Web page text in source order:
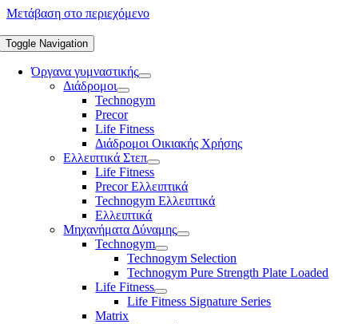
Μετάβαση στο περιεχόμενο
Toggle Navigation
Όργανα γυμναστικής
Διάδρομοι
Technogym
Precor
Life Fitness
Διάδρομοι Οικιακής Χρήσης
Ελλειπτικά Στεπ
Life Fitness
Precor Ελλειπτικά
Technogym Ελλειπτικά
Ελλειπτικά
Μηχανήματα Δύναμης
Technogym
Technogym Selection
Technogym Pure Strength Plate Loaded
Life Fitness
Life Fitness Signature Series
Matrix